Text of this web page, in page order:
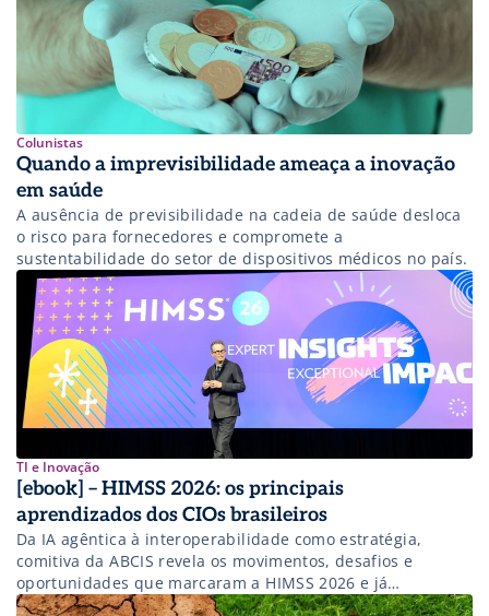
Colunistas
Quando a imprevisibilidade ameaça a inovação
em saúde
A ausência de previsibilidade na cadeia de saúde desloca
o risco para fornecedores e compromete a
sustentabilidade do setor de dispositivos médicos no país.
TI e Inovação
[ebook] – HIMSS 2026: os principais
aprendizados dos CIOs brasileiros
Da IA agêntica à interoperabilidade como estratégia,
comitiva da ABCIS revela os movimentos, desafios e
oportunidades que marcaram a HIMSS 2026 e já
influenciam a transformação digital na saúde. Baixe agora!